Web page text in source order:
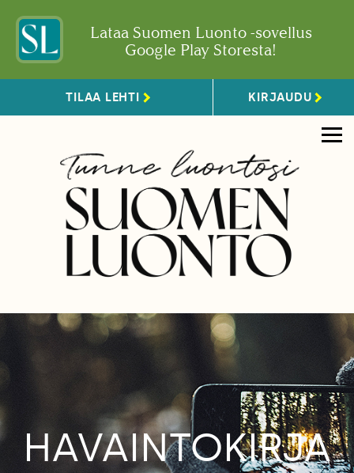
Lataa Suomen Luonto -sovellus
Google Play Storesta!
TILAA LEHTI KIRJAUDU
HAVAINTOKIRJA